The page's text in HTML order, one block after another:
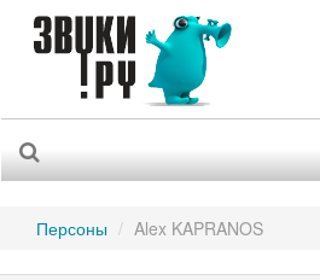
Персоны Alex KAPRANOS